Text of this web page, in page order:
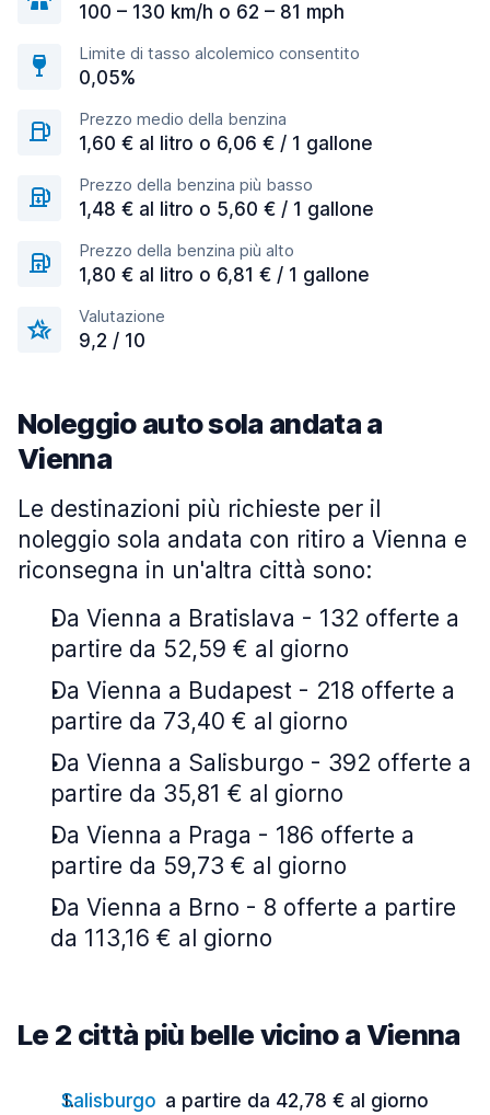
100 – 130 km/h o 62 – 81 mph
Limite di tasso alcolemico consentito
0,05%
Prezzo medio della benzina
1,60 € al litro o 6,06 € / 1 gallone
Prezzo della benzina più basso
1,48 € al litro o 5,60 € / 1 gallone
Prezzo della benzina più alto
1,80 € al litro o 6,81 € / 1 gallone
Valutazione
9,2 / 10
Noleggio auto sola andata a
Vienna
Le destinazioni più richieste per il
noleggio sola andata con ritiro a Vienna e
riconsegna in un'altra città sono:
Da Vienna a Bratislava - 132 offerte a
partire da 52,59 € al giorno
Da Vienna a Budapest - 218 offerte a
partire da 73,40 € al giorno
Da Vienna a Salisburgo - 392 offerte a
partire da 35,81 € al giorno
Da Vienna a Praga - 186 offerte a
partire da 59,73 € al giorno
Da Vienna a Brno - 8 offerte a partire
da 113,16 € al giorno
Le 2 città più belle vicino a Vienna
Salisburgo a partire da 42,78 € al giorno